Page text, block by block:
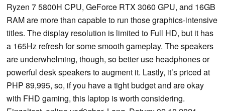
Ryzen 7 5800H CPU, GeForce RTX 3060 GPU, and 16GB
RAM are more than capable to run those graphics-intensive
titles. The display resolution is limited to Full HD, but it has
a 165Hz refresh for some smooth gameplay. The speakers
are underwhelming, though, so better use headphones or
powerful desk speakers to augment it. Lastly, it’s priced at
PHP 89,995, so, if you have a tight budget and are okay
with FHD gaming, this laptop is worth considering.